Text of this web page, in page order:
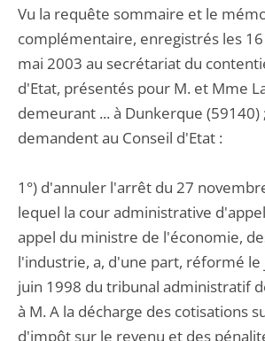
Vu la requête sommaire et le
complémentaire, enregistrés les
mai 2003 au secrétariat du
d'Etat, présentés pour M. et Mme
demeurant ... à Dunkerque (59140)
demandent au Conseil d'Etat :
1°) d'annuler l'arrêt du 27
lequel la cour administrative
appel du ministre de l'économie,
l'industrie, a, d'une part, réformé
juin 1998 du tribunal administratif
à M. A la décharge des cotisations
d'impôt sur le revenu et des